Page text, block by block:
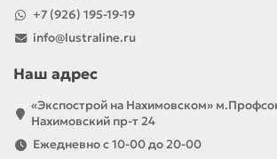
+7 (926) 195-19-19
info@lustraline.ru
Наш адрес
«Экспострой на Нахимовском»
Нахимовский пр-т 24
Ежедневно с 10-00 до 20-00